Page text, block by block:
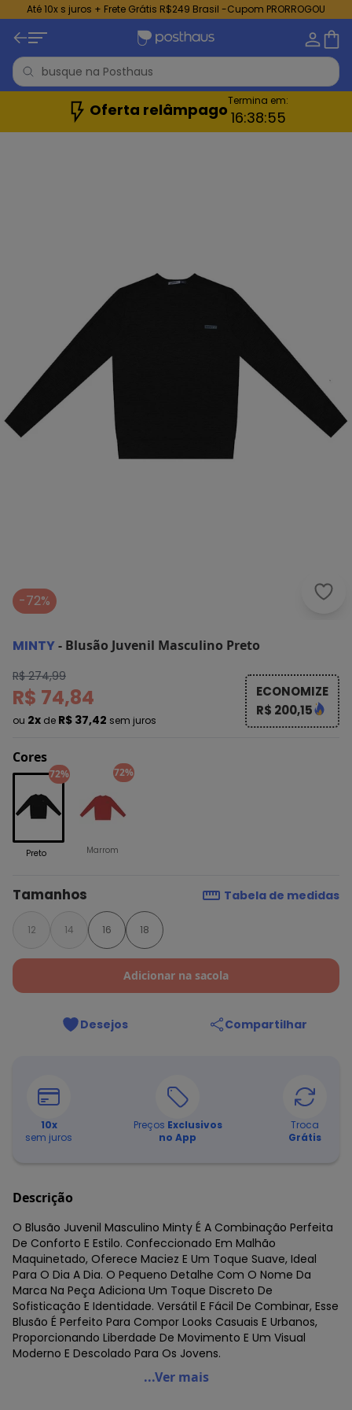
Até 10x s juros + Frete Grátis R$249 Brasil -Cupom PRORROGOU
Oferta relâmpagoTermina em:
16:38:53
-72%
MINTY- Blusão Juvenil Masculino Preto
R$ 274,99
R$ 74,84
ou 2x de R$ 37,42 sem juros
ECONOMIZE
R$ 200,15
Cores
72%
Preto
72%
Marrom
Tamanhos Tabela de medidas
12 14 16 18
Adicionar na sacola
Desejos Compartilhar
10x
sem juros
Preços Exclusivos
no App
Troca
Grátis
Descrição
O Blusão Juvenil Masculino Minty É A Combinação Perfeita
De Conforto E Estilo. Confeccionado Em Malhão
Maquinetado, Oferece Maciez E Um Toque Suave, Ideal
Para O Dia A Dia. O Pequeno Detalhe Com O Nome Da
Marca Na Peça Adiciona Um Toque Discreto De
Sofisticação E Identidade. Versátil E Fácil De Combinar, Esse
Blusão É Perfeito Para Compor Looks Casuais E Urbanos,
Proporcionando Liberdade De Movimento E Um Visual
Moderno E Descolado Para Os Jovens.
Minty - Blusão Juvenil Masculino Preto
...Ver mais